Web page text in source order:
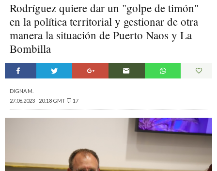
Rodríguez quiere dar un "golpe de timón"
en la política territorial y gestionar de otra
manera la situación de Puerto Naos y La
Bombilla
DIGNA M.
27.06.2023 - 20:18 GMT
17